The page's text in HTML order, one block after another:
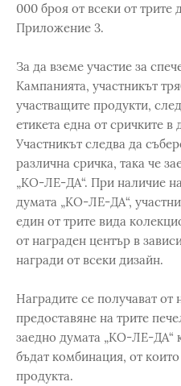
000 броя от всеки от трите
Приложение 3.
За да вземе участие за
Кампанията, участникът
участващите продукти,
етикета една от сричките
Участникът следва да
различна сричка, така че
„КО-ЛЕ-ДА“. При наличие
думата „КО-ЛЕ-ДА“,
един от трите вида
от награден център в
награди от всеки дизайн.
Наградите се получават
предоставяне на трите
заедно думата „КО-ЛЕ-ДА“
бъдат комбинация, от
продукта.